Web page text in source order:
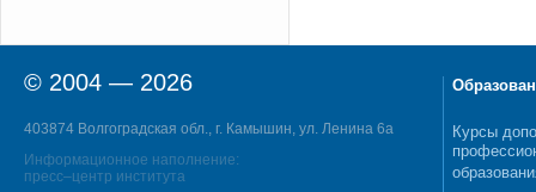
© 2004 — 2026
403874 Волгоградская обл., г. Камышин, ул. Ленина 6а
Информационное наполнение:
пресс–центр института
Курсы